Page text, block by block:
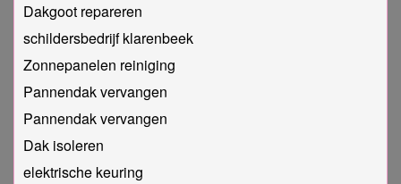
Dakgoot repareren
schildersbedrijf klarenbeek
Zonnepanelen reiniging
Pannendak vervangen
Pannendak vervangen
Dak isoleren
elektrische keuring